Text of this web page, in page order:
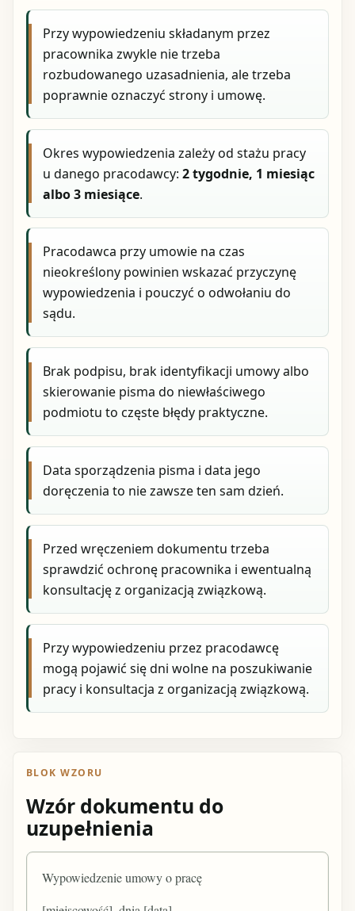
Przy wypowiedzeniu składanym przez
pracownika zwykle nie trzeba
rozbudowanego uzasadnienia, ale trzeba
poprawnie oznaczyć strony i umowę.
Okres wypowiedzenia zależy od stażu pracy
u danego pracodawcy:2 tygodnie, 1 miesiąc
albo 3 miesiące.
Pracodawca przy umowie na czas
nieokreślony powinien wskazać przyczynę
wypowiedzenia i pouczyć o odwołaniu do
sądu.
Brak podpisu, brak identyfikacji umowy albo
skierowanie pisma do niewłaściwego
podmiotu to częste błędy praktyczne.
Data sporządzenia pisma i data jego
doręczenia to nie zawsze ten sam dzień.
Przed wręczeniem dokumentu trzeba
sprawdzić ochronę pracownika i ewentualną
konsultację z organizacją związkową.
Przy wypowiedzeniu przez pracodawcę
mogą pojawić się dni wolne na poszukiwanie
pracy i konsultacja z organizacją związkową.
BLOK WZORU
Wzór dokumentu do
uzupełnienia
Wypowiedzenie umowy o pracę